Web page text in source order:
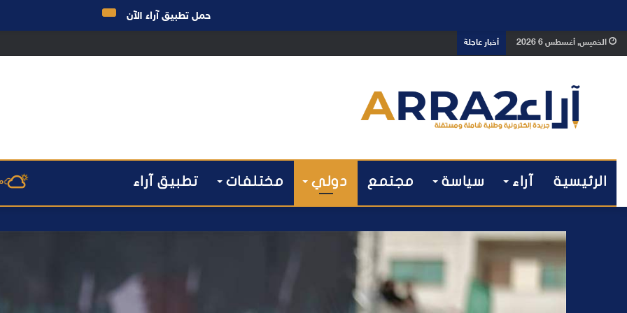
الخميس, أغسطس 6 2026 أخبار عاجلة
الرئيسية آراء سياسة مجتمع دولي مختلفات تطبيق آراء
حمل تطبيق آراء الآن